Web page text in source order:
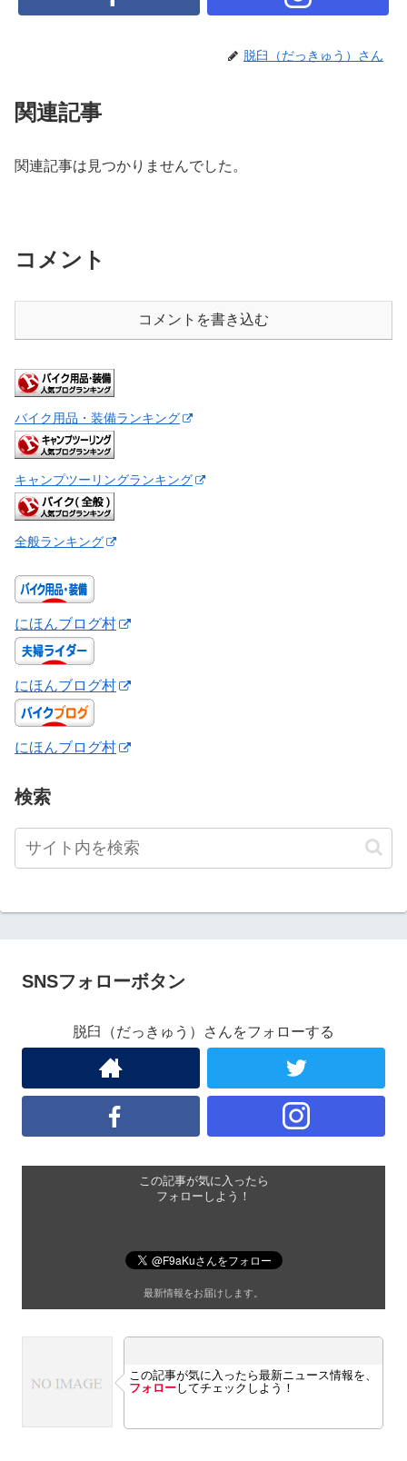
脱臼（だっきゅう）さん
関連記事
関連記事は見つかりませんでした。
コメント
コメントを書き込む
バイク用品・装備ランキング
キャンプツーリングランキング
全般ランキング
にほんブログ村
にほんブログ村
にほんブログ村
検索
SNSフォローボタン
脱臼（だっきゅう）さんをフォローする
この記事が気に入ったら
フォローしよう！
最新情報をお届けします。
この記事が気に入ったら最新ニュース情報を、
フォローしてチェックしよう！